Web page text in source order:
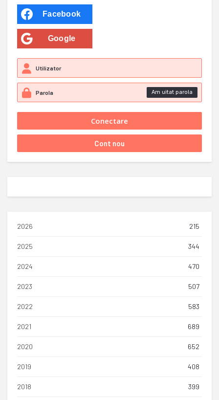
Facebook
Google
Am uitat parola
2026 215
2025 344
2024 470
2023 507
2022 583
2021 689
2020 652
2019 408
2018 399